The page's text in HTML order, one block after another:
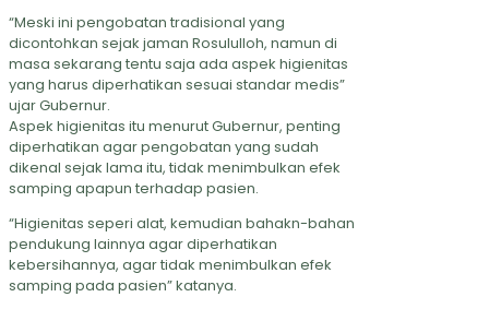
“Meski ini pengobatan tradisional yang
dicontohkan sejak jaman Rosululloh, namun di
masa sekarang tentu saja ada aspek higienitas
yang harus diperhatikan sesuai standar medis”
ujar Gubernur.
Aspek higienitas itu menurut Gubernur, penting
diperhatikan agar pengobatan yang sudah
dikenal sejak lama itu, tidak menimbulkan efek
samping apapun terhadap pasien.
“Higienitas seperi alat, kemudian bahakn-bahan
pendukung lainnya agar diperhatikan
kebersihannya, agar tidak menimbulkan efek
samping pada pasien” katanya.